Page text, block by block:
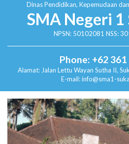
Dinas Pendidikan, Kepemudaan
SMA Negeri
NPSN: 50102081 NSS:
Phone: +62
Alamat: Jalan Lettu Wayan Sutha II,
E-mail: info@sma1-